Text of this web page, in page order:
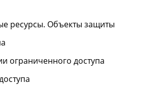
ресурсы. Объекты защиты
ограниченного доступа